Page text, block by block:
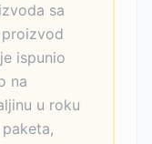
sa
ispunio
na
u roku